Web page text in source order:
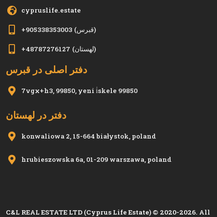
cypruslife.estate
+905338353003 (قبرس)
+48787276127 (لهستان)
دفتر اصلی در قبرس
7vgx+h3, 99850, yeni i̇skele 99850
دفتر در لهستان
konwaliowa 2, 15-664 białystok, poland
hrubieszowska 6a, 01-209 warszawa, poland
C&L REAL ESTATE LTD (Cyprus Life Estate) © 2020-2026. All